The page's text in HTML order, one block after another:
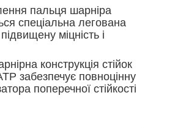
пальця шарніра
спеціальна легована
міцність і
конструкція стійок
забезпечує повноцінну
поперечної стійкості